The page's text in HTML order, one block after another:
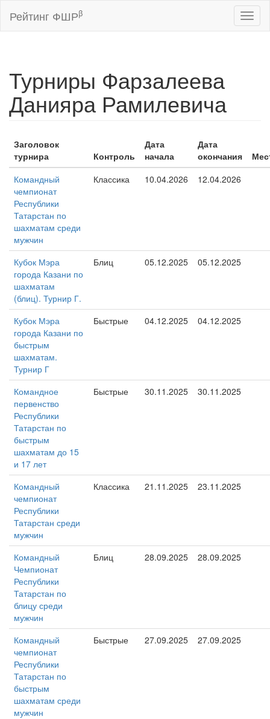
Рейтинг ФШРβ
Турниры Фарзалеева
Данияра Рамилевича
Заголовок
турнира
Контроль
Дата
начала
Дата
окончания
Командный
чемпионат
Республики
Татарстан по
шахматам среди
мужчин
Классика 10.04.2026 12.04.2026
Кубок Мэра
города Казани по
шахматам
(блиц). Турнир Г.
Блиц 05.12.2025 05.12.2025
Кубок Мэра
города Казани по
быстрым
шахматам.
Турнир Г
Быстрые 04.12.2025 04.12.2025
Командное
первенство
Республики
Татарстан по
быстрым
шахматам до 15
и 17 лет
Быстрые 30.11.2025 30.11.2025
Командный
чемпионат
Республики
Татарстан среди
мужчин
Классика 21.11.2025 23.11.2025
Командный
Чемпионат
Республики
Татарстан по
блицу среди
мужчин
Блиц 28.09.2025 28.09.2025
Командный
чемпионат
Республики
Татарстан по
быстрым
шахматам среди
мужчин
Быстрые 27.09.2025 27.09.2025